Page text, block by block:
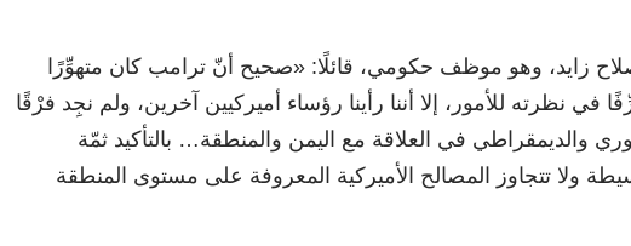
زايد، وهو موظف حكومي، قائلًا: «صحيح أنّ ترامب كان متهوِّرًا
في نظرته للأمور، إلا أننا رأينا رؤساء أميركيين آخرين، ولم نجِد فرْقًا
والديمقراطي في العلاقة مع اليمن والمنطقة… بالتأكيد ثمّة
ولا تتجاوز المصالح الأميركية المعروفة على مستوى المنطقة